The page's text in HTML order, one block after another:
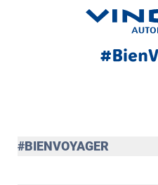
#BIENVOYAGER